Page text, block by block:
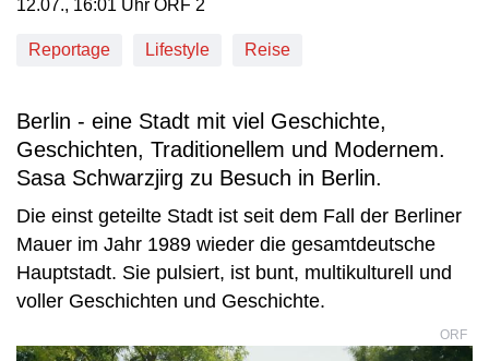
12. Juli, 16:01 Uhr in ORF 2
12.07., 16:01 Uhr ORF 2
Reportage Lifestyle Reise
Berlin - eine Stadt mit viel Geschichte,
Geschichten, Traditionellem und Modernem.
Sasa Schwarzjirg zu Besuch in Berlin.
Die einst geteilte Stadt ist seit dem Fall der Berliner
Mauer im Jahr 1989 wieder die gesamtdeutsche
Hauptstadt. Sie pulsiert, ist bunt, multikulturell und
voller Geschichten und Geschichte.
ORF